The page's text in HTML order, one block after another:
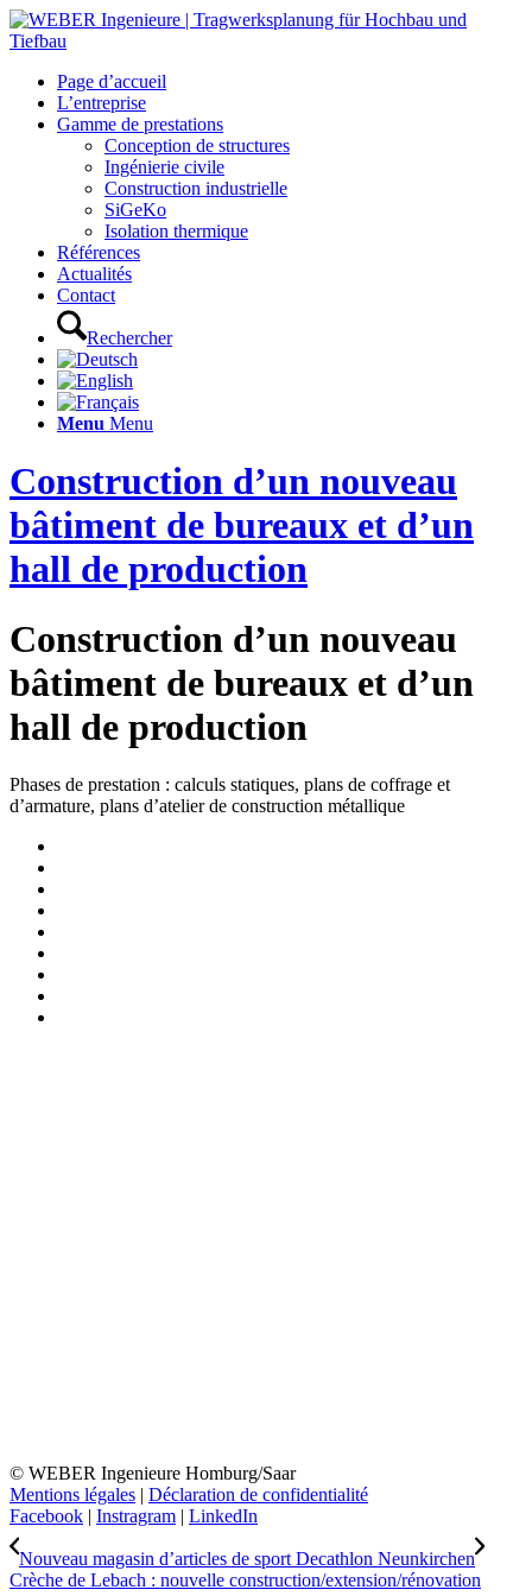
Page d’accueil
L’entreprise
Gamme de prestations
Conception de structures
Ingénierie civile
Construction industrielle
SiGeKo
Isolation thermique
Références
Actualités
Contact
Rechercher
Menu Menu
Construction d’un nouveau
bâtiment de bureaux et d’un
hall de production
Construction d’un nouveau
bâtiment de bureaux et d’un
hall de production
Phases de prestation : calculs statiques, plans de coffrage et
d’armature, plans d’atelier de construction métallique
© WEBER Ingenieure Homburg/Saar
Mentions légales | Déclaration de confidentialité
Facebook | Instragram | LinkedIn
Nouveau magasin d’articles de sport Decathlon Neunkirchen
Crèche de Lebach : nouvelle construction/extension/rénovation